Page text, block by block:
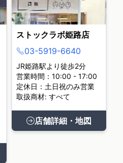
ストックラボ姫路店
03-5919-6640
JR姫路駅より徒歩2分
営業時間：10:00 - 17:00
定休日：土日祝のみ営業
取扱商材: すべて
店舗詳細・地図